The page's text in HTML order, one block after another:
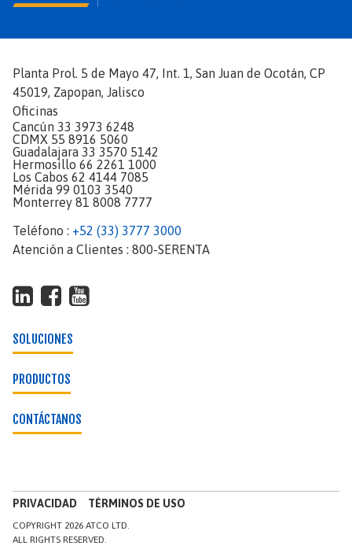
Planta Prol. 5 de Mayo 47, Int. 1, San Juan de Ocotán, CP
45019, Zapopan, Jalisco
Oficinas
Cancún 33 3973 6248
CDMX 55 8916 5060
Guadalajara 33 3570 5142
Hermosillo 66 2261 1000
Los Cabos 62 4144 7085
Mérida 99 0103 3540
Monterrey 81 8008 7777
Teléfono : +52 (33) 3777 3000
Atención a Clientes : 800-SERENTA
SOLUCIONES
PRODUCTOS
CONTÁCTANOS
PRIVACIDAD TÉRMINOS DE USO
COPYRIGHT 2026 ATCO LTD.
ALL RIGHTS RESERVED.